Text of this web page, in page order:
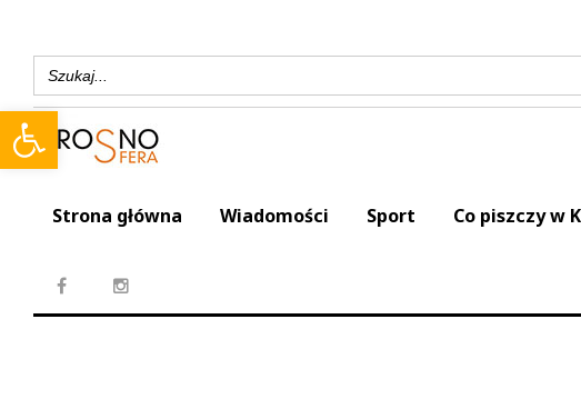
Open toolbar
Search
for:
Strona główna Wiadomości Sport Co piszczy w